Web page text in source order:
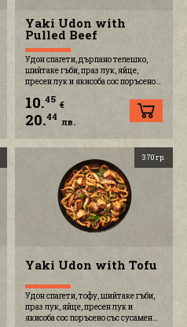
Yaki Udon with
Pulled Beef
Удон спагети, дърпано телешко,
шийтаке гъби, праз лук, яйце,
пресен лук и якисоба сос поръсено
10.45 €
20.44 лв.
370 гр.
Yaki Udon with Tofu
Удон спагети, тофу, шийтаке гъби,
праз лук, яйце, пресен лук и
якисоба сос поръсено със сусамен